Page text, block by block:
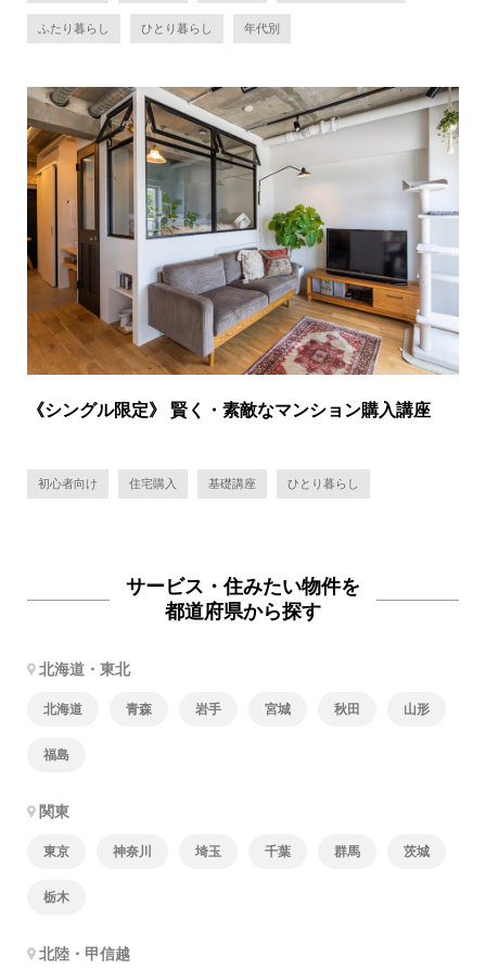
ふたり暮らし ひとり暮らし 年代別
《シングル限定》 賢く・素敵なマンション購入講座
初心者向け 住宅購入 基礎講座 ひとり暮らし
サービス・住みたい物件を
都道府県から探す
北海道・東北
北海道 青森 岩手 宮城 秋田 山形
福島
関東
東京 神奈川 埼玉 千葉 群馬 茨城
栃木
北陸・甲信越